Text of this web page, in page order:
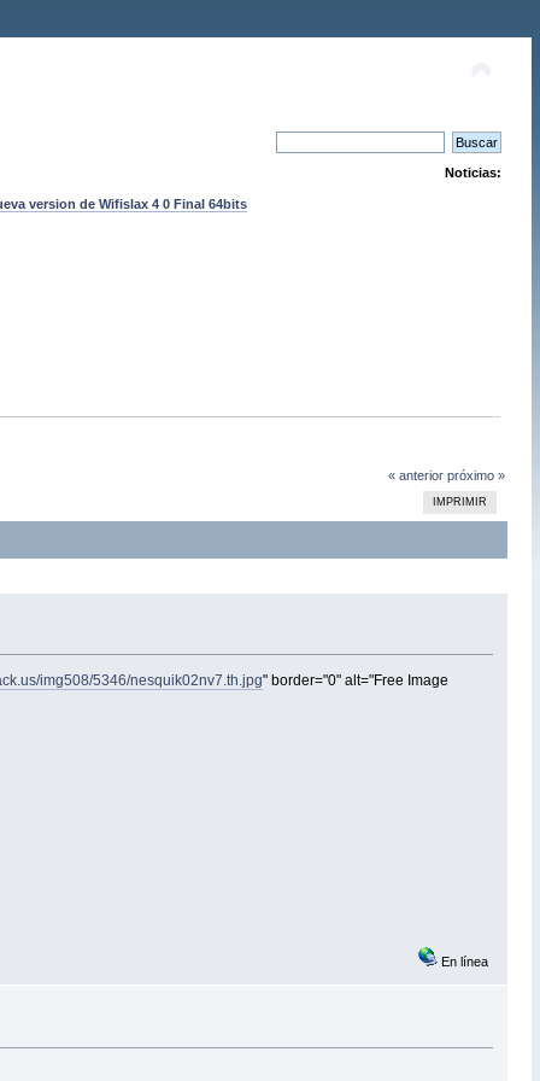
Noticias:
version de Wifislax 4 0 Final 64bits
« anterior próximo »
IMPRIMIR
img508/5346/nesquik02nv7.th.jpg" border="0" alt="Free Image
En línea